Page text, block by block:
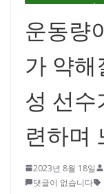
운동량
가 약
성 선수
련하며
2023년 8월 18일
댓글이 없습니다